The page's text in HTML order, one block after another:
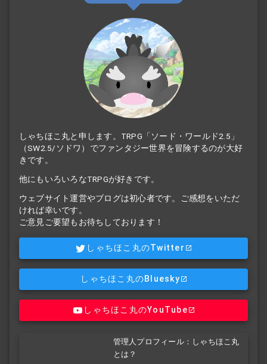
しゃちほこ丸と申します。TRPG「ソード・ワールド2.5」
（SW2.5/ソドワ）でファンタジー世界を冒険するのが大好
きです。
他にもいろいろなTRPGが好きです。
ウェブサイト運営やブログは初心者です。ご感想をいただ
ければ幸いです。
ご意見ご要望もお待ちしております！
しゃちほこ丸のTwitter
しゃちほこ丸のBluesky
しゃちほこ丸のYouTube
管理人プロフィール：しゃちほこ丸
とは？